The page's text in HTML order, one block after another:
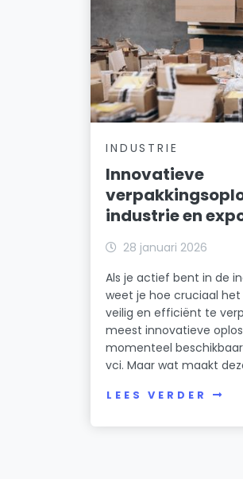
INDUSTRIE
Innovatieve
industrie en
28 januari 2026
Als je actief bent in de
weet je hoe cruciaal
veilig en efficiënt te
meest innovatieve
momenteel
vci. Maar wat maakt
LEES VERDER